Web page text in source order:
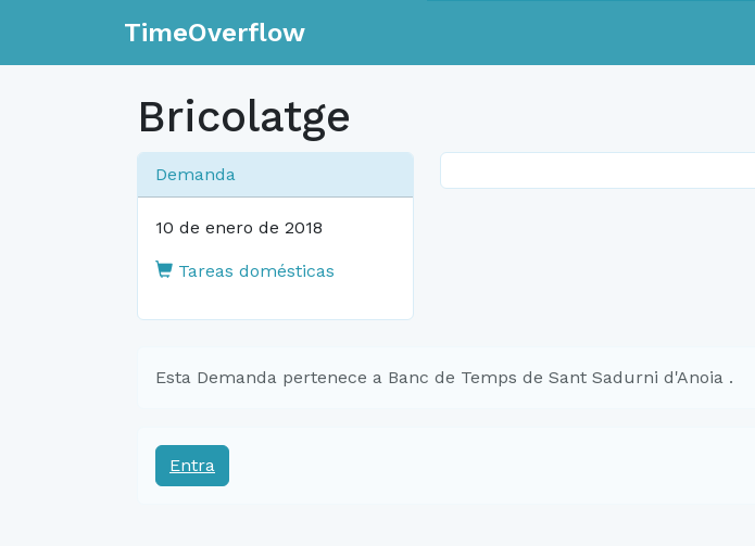
TimeOverflow
Bricolatge
Demanda
10 de enero de 2018
Tareas domésticas
Esta Demanda pertenece a Banc de Temps de Sant Sadurni d'Anoia .
Entra